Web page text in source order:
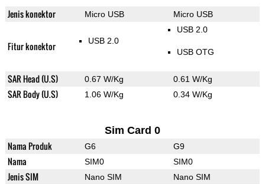
Jenis konektor Micro USB Micro USB
Fitur konektor USB 2.0
USB 2.0
USB OTG
SAR Head (U.S) 0.67 W/Kg 0.61 W/Kg
SAR Body (U.S) 1.06 W/Kg 0.34 W/Kg
Sim Card 0
Nama Produk G6 G9
Nama SIM0 SIM0
Jenis SIM Nano SIM Nano SIM